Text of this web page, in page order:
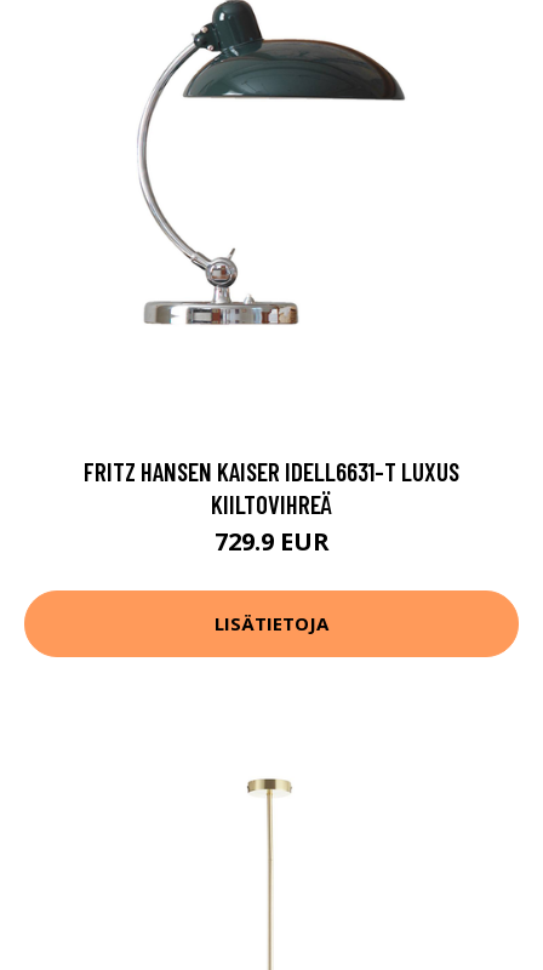
FRITZ HANSEN KAISER IDELL6631-T LUXUS
KIILTOVIHREÄ
729.9 EUR
LISÄTIETOJA